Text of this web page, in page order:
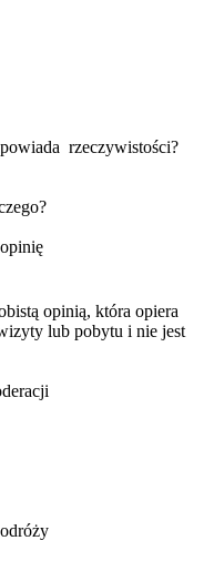
rzeczywistości?
opinią, która opiera
lub pobytu i nie jest